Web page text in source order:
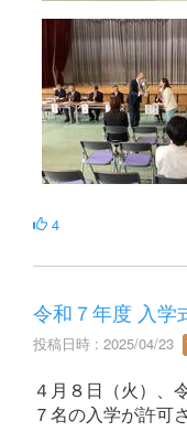
4
令和７年度 入学
投稿日時 : 2025/04/23
４月８日（火）、
７名の入学が許可